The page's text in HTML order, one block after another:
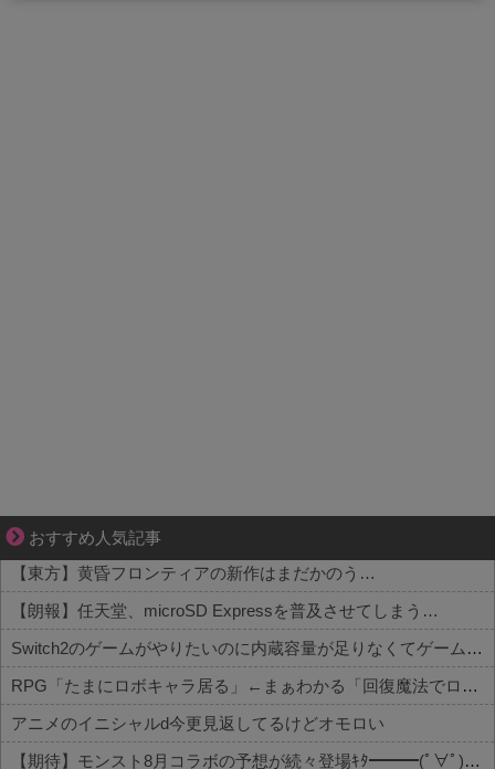
おすすめ人気記事
ゾッとして、ほろりとする奇妙な物語。
【東方】黄昏フロンティアの新作はまだかのう…
【朗報】任天堂、microSD Expressを普及させてしまう…
Switch2のゲームがやりたいのに内蔵容量が足りなくてゲームができない
RPG「たまにロボキャラ居る」←まぁわかる「回復魔法でロボキャラが回復」←？
アニメのイニシャルd今更見返してるけどオモロい
【期待】モンスト8月コラボの予想が続々登場ｷﾀ━━━(ﾟ∀ﾟ)━━━!! 他